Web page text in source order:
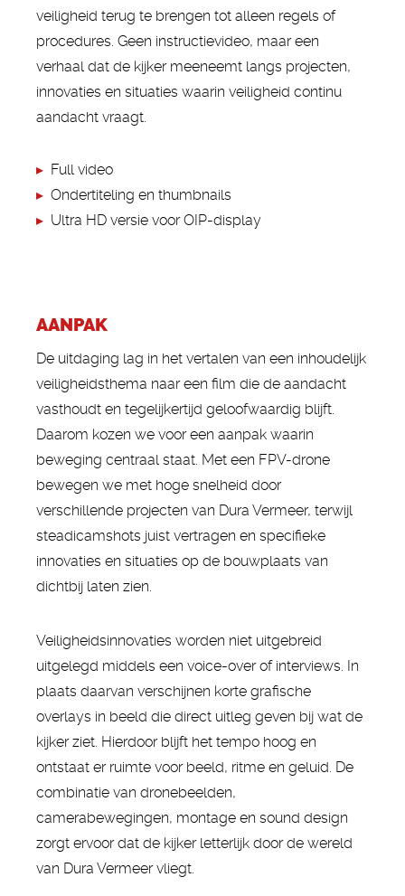
veiligheid terug te brengen tot alleen regels of
procedures. Geen instructievideo, maar een
verhaal dat de kijker meeneemt langs projecten,
innovaties en situaties waarin veiligheid continu
aandacht vraagt.
▸ Full video
▸ Ondertiteling en thumbnails
▸ Ultra HD versie voor OIP-display
AANPAK
De uitdaging lag in het vertalen van een inhoudelijk
veiligheidsthema naar een film die de aandacht
vasthoudt en tegelijkertijd geloofwaardig blijft.
Daarom kozen we voor een aanpak waarin
beweging centraal staat. Met een FPV-drone
bewegen we met hoge snelheid door
verschillende projecten van Dura Vermeer, terwijl
steadicamshots juist vertragen en specifieke
innovaties en situaties op de bouwplaats van
dichtbij laten zien.
Veiligheidsinnovaties worden niet uitgebreid
uitgelegd middels een voice-over of interviews. In
plaats daarvan verschijnen korte grafische
overlays in beeld die direct uitleg geven bij wat de
kijker ziet. Hierdoor blijft het tempo hoog en
ontstaat er ruimte voor beeld, ritme en geluid. De
combinatie van dronebeelden,
camerabewegingen, montage en sound design
zorgt ervoor dat de kijker letterlijk door de wereld
van Dura Vermeer vliegt.